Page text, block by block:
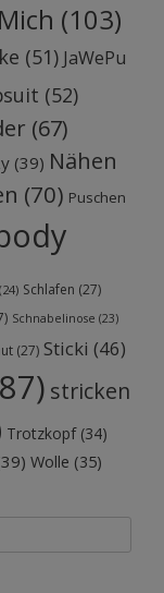
(103)
(51) JaWePu
(52)
(67)
(39) Nähen
(70) Puschen
(24) Schlafen (27)
Schnabelinose (23)
(27) Sticki (46)
stricken
Trotzkopf(34)
Wolle (35)